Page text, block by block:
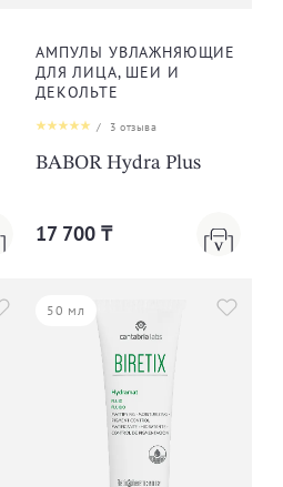
АМПУЛЫ УВЛАЖНЯЮЩИЕ
ДЛЯ ЛИЦА, ШЕИ И
ДЕКОЛЬТЕ
/ 3 отзыва
BABOR Hydra Plus
17 700 ₸
50 мл